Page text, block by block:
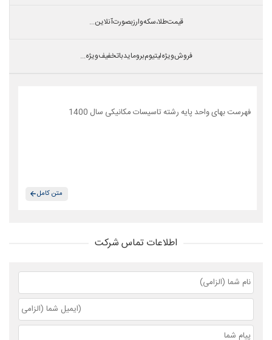
قیمت طلا،سکه و ارز بصورت آنلاین...
فروش ویژه لیتیوم بروماید با تخفیف ویژه...
فهرست بهای واحد پایه رشته تاسیسات مکانیکی سال 1400
متن کامل
اطلاعات تماس شرکت